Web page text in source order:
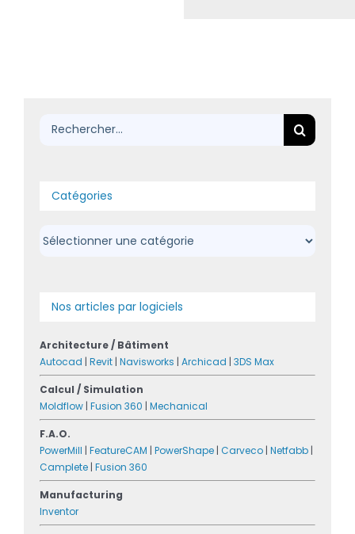
Rechercher:
Catégories
Catégories
Nos articles par logiciels
Architecture / Bâtiment
Autocad | Revit | Navisworks | Archicad | 3DS Max
Calcul / Simulation
Moldflow | Fusion 360 | Mechanical
F.A.O.
PowerMill | FeatureCAM | PowerShape | Carveco | Netfabb |
Camplete | Fusion 360
Manufacturing
Inventor